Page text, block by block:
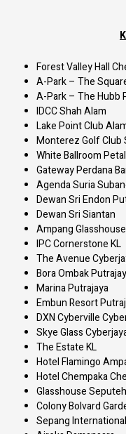
Forest Valley Hall
A-Park – The
A-Park – The Hubb
IDCC Shah Alam
Lake Point Club
Monterez Golf Club
White Ballroom
Gateway Perdana
Agenda Suria
Dewan Sri Endon
Dewan Sri Siantan
Ampang Glasshouse
IPC Cornerstone KL
The Avenue
Bora Ombak
Marina Putrajaya
Embun Resort
DXN Cyberville
Skye Glass
The Estate KL
Hotel Flamingo
Hotel Chempaka
Glasshouse Seputeh
Colony Bolvard
Sepang